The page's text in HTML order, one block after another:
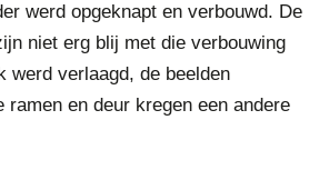
werd opgeknapt en verbouwd. De
niet erg blij met die verbouwing
werd verlaagd, de beelden
ramen en deur kregen een andere